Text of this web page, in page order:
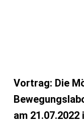
Vortrag: Die
am